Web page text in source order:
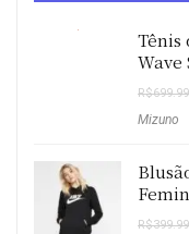
Tênis
Wave
R$699.99
Mizuno
R$399.99